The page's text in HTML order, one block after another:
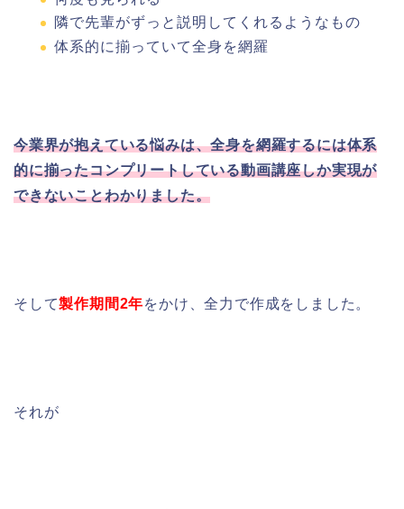
隣で先輩がずっと説明してくれるようなもの
体系的に揃っていて全身を網羅
今業界が抱えている悩みは、全身を網羅するには体系
的に揃ったコンプリートしている動画講座しか実現が
できないことわかりました。
そして製作期間2年をかけ、全力で作成をしました。
それが